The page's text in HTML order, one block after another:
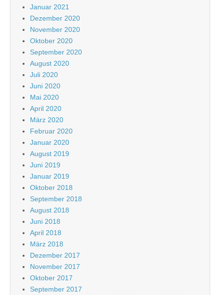
Januar 2021
Dezember 2020
November 2020
Oktober 2020
September 2020
August 2020
Juli 2020
Juni 2020
Mai 2020
April 2020
März 2020
Februar 2020
Januar 2020
August 2019
Juni 2019
Januar 2019
Oktober 2018
September 2018
August 2018
Juni 2018
April 2018
März 2018
Dezember 2017
November 2017
Oktober 2017
September 2017